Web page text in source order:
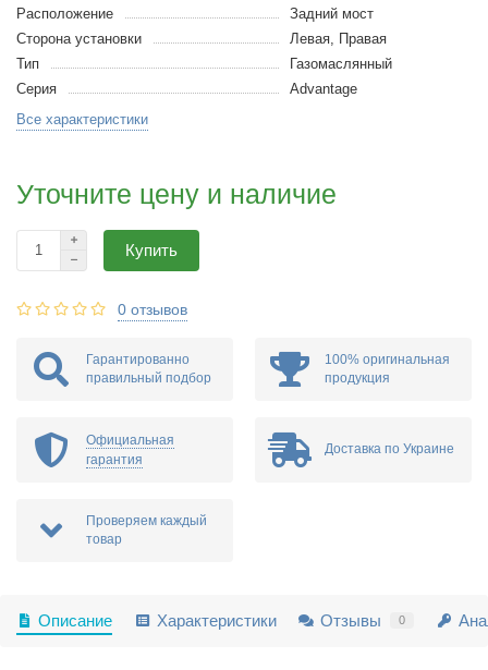
Расположение
Задний мост
Сторона установки
Левая, Правая
Тип
Газомаслянный
Серия
Advantage
Все характеристики
Уточните цену и наличие
Купить
0 отзывов
Гарантированно
правильный подбор
100% оригинальная
продукция
Официальная
гарантия
Доставка по Украине
Проверяем каждый
товар
Описание Характеристики Отзывы 0